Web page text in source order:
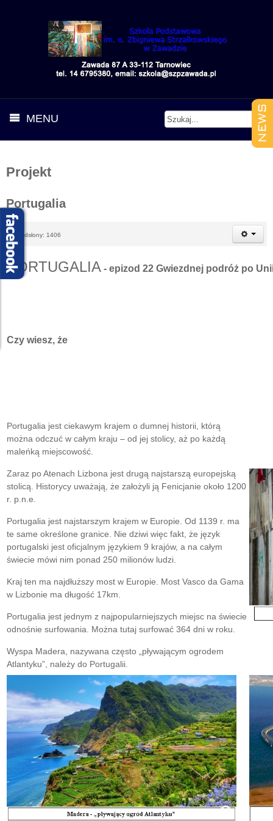
MENU
Projekt
Portugalia
Odsłony: 1406
PORTUGALIA - epizod 22 Gwiezdnej podróż po
Czy wiesz, że
Portugalia jest ciekawym krajem o dumnej historii, którą
można odczuć w całym kraju – od jej stolicy, aż po każdą
maleńką miejscowość.
Zaraz po Atenach Lizbona jest drugą najstarszą europejską
stolicą. Historycy uważają, że założyli ją Fenicjanie około 1200
r. p.n.e.
Portugalia jest najstarszym krajem w Europie. Od 1139 r. ma
te same określone granice. Nie dziwi więc fakt, że język
portugalski jest oficjalnym językiem 9 krajów, a na całym
świecie mówi nim ponad 250 milionów ludzi.
Kraj ten ma najdłuższy most w Europie. Most Vasco da Gama
w Lizbonie ma długość 17km.
Portugalia jest jednym z najpopularniejszych miejsc na świecie
odnośnie surfowania. Można tutaj surfować 364 dni w roku.
Wyspa Madera, nazywana często „pływającym ogrodem
Atlantyku”, należy do Portugalii.